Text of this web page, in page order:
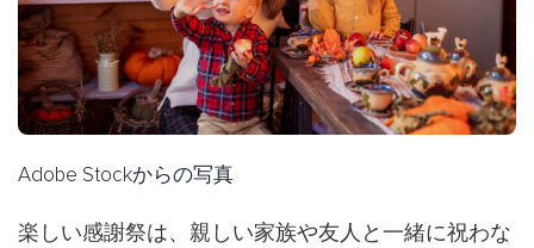
Adobe Stockからの写真
楽しい感謝祭は、親しい家族や友人と一緒に祝わな